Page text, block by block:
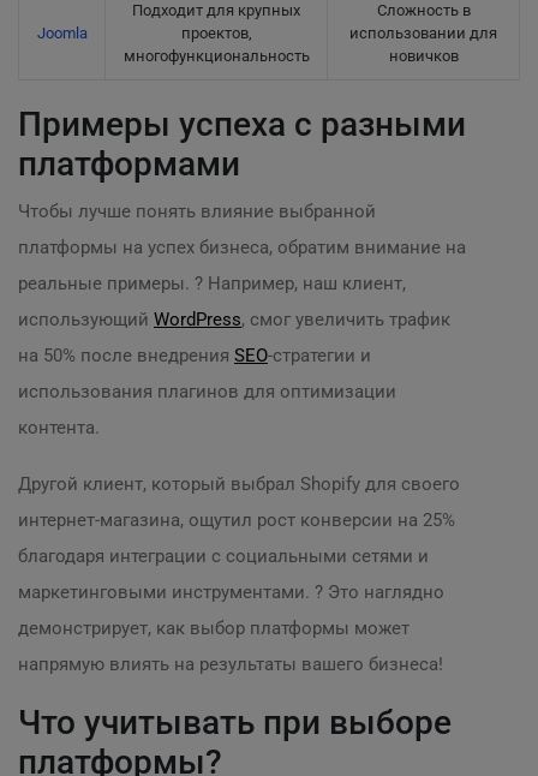
Joomla
Подходит для крупных
проектов,
многофункциональность
Сложность в
использовании для
новичков
Примеры успеха с разными
платформами
Чтобы лучше понять влияние выбранной
платформы на успех бизнеса, обратим внимание на
реальные примеры. ? Например, наш клиент,
использующий WordPress, смог увеличить трафик
на 50% после внедрения SEO-стратегии и
использования плагинов для оптимизации
контента.
Другой клиент, который выбрал Shopify для своего
интернет-магазина, ощутил рост конверсии на 25%
благодаря интеграции с социальными сетями и
маркетинговыми инструментами. ? Это наглядно
демонстрирует, как выбор платформы может
напрямую влиять на результаты вашего бизнеса!
Что учитывать при выборе
платформы?